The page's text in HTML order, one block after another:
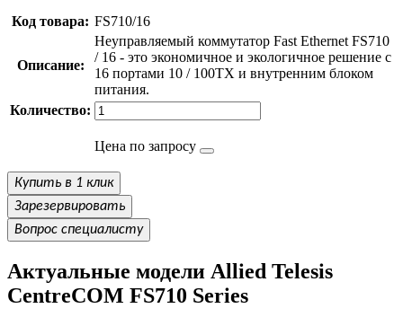
Код товара: FS710/16
Описание:
Неуправляемый коммутатор Fast Ethernet FS710
/ 16 - это экономичное и экологичное решение с
16 портами 10 / 100TX и внутренним блоком
питания.
Количество:
Цена по запросу
Купить в 1 клик
Зарезервировать
Вопрос специалисту
Актуальные модели Allied Telesis
CentreCOM FS710 Series